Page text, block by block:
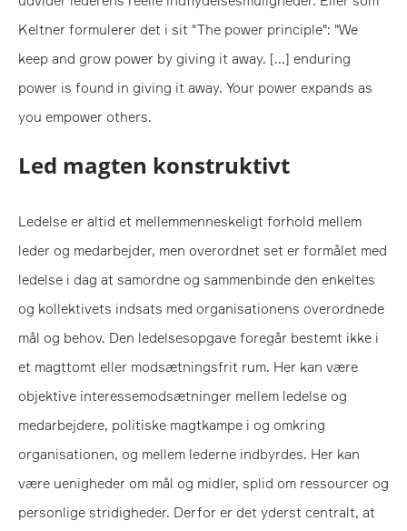
Keltner formulerer det i sit "The power principle": "We
keep and grow power by giving it away. [...] enduring
power is found in giving it away. Your power expands as
you empower others.
Led magten konstruktivt
Ledelse er altid et mellemmenneskeligt forhold mellem
leder og medarbejder, men overordnet set er formålet med
ledelse i dag at samordne og sammenbinde den enkeltes
og kollektivets indsats med organisationens overordnede
mål og behov. Den ledelsesopgave foregår bestemt ikke i
et magttomt eller modsætningsfrit rum. Her kan være
objektive interessemodsætninger mellem ledelse og
medarbejdere, politiske magtkampe i og omkring
organisationen, og mellem lederne indbyrdes. Her kan
være uenigheder om mål og midler, splid om ressourcer og
personlige stridigheder. Derfor er det yderst centralt, at